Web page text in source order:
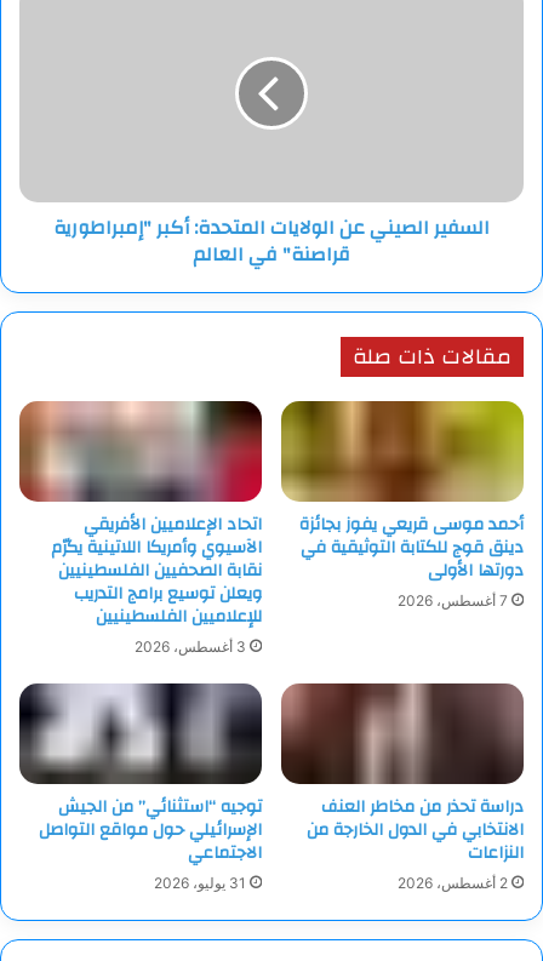
وتستعد أنقرة، للعب دور رئيسي في سوريا، بما في ذلك إبرام اتفاق
دفاع مشترك محتمل قد يشهد إقامة قواعد تركية جديدة في وسط
ووصفت وزارة الخارجية التركية في وقت سابق إسرائيل بأنها “أكبر
تهديد للأمن الإقليمي”، وقال وزير الخارجية التركي هاكان فيدان إن
تركيا لا تريد أي مواجهة مع إسرائيل في سوريا.
في
العالمالسفير الصيني عن الولايات المتحدة: أكبر "إمبراطورية
قراصنة" في العالم
مقالات ذات صلة
أحمد موسى قريعي يفوز بجائزة
دينق قوج للكتابة التوثيقية في
دورتها الأولى
7 أغسطس، 2026
اتحاد الإعلاميين الأفريقي
الآسيوي وأمريكا اللاتينية يكرّم
نقابة الصحفيين الفلسطينيين
ويعلن توسيع برامج التدريب
للإعلاميين الفلسطينيين
3 أغسطس، 2026
دراسة تحذر من مخاطر العنف
الانتخابي في الدول الخارجة من
النزاعات
2 أغسطس، 2026
توجيه “استثنائي” من الجيش
الإسرائيلي حول مواقع التواصل
الاجتماعي
31 يوليو، 2026